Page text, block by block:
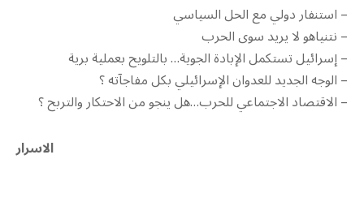
– استنفار دولي مع الحل السياسي
– نتنياهو لا يريد سوى الحرب
– إسرائيل تستكمل الإبادة الجوية… بالتلويح بعملية برية
– الوجه الجديد للعدوان الإسرائيلي بكل مفاجآته ؟
– الاقتصاد الاجتماعي للحرب…هل ينجو من الاحتكار والتربح ؟
الاسرار